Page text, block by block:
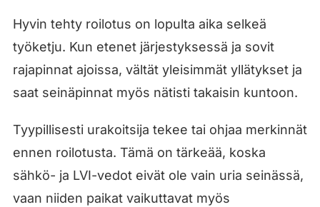
Hyvin tehty roilotus on lopulta aika selkeä
työketju. Kun etenet järjestyksessä ja sovit
rajapinnat ajoissa, vältät yleisimmät yllätykset ja
saat seinäpinnat myös nätisti takaisin kuntoon.
Tyypillisesti urakoitsija tekee tai ohjaa merkinnät
ennen roilotusta. Tämä on tärkeää, koska
sähkö- ja LVI-vedot eivät ole vain uria seinässä,
vaan niiden paikat vaikuttavat myös